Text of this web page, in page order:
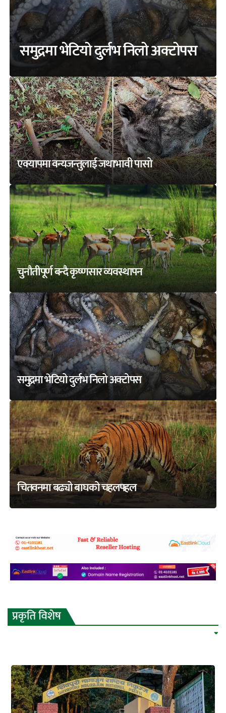
समुद्रमा भेटियो दुर्लभ निलो अक्टोपस
एक्यापमा वन्यजन्तुलाई जथाभावी पासो
चुनौतीपूर्ण बन्दै कृष्णसार व्यवस्थापन
समुद्रमा भेटियो दुर्लभ निलो अक्टोपस
चितवनमा बढ्यो बाघको चहलपहल